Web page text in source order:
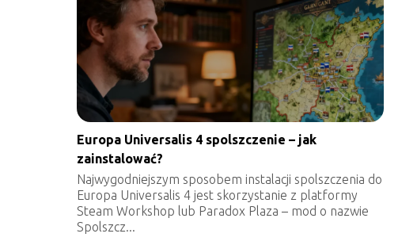
Europa Universalis 4 spolszczenie – jak
zainstalować?
Najwygodniejszym sposobem instalacji spolszczenia do
Europa Universalis 4 jest skorzystanie z platformy
Steam Workshop lub Paradox Plaza – mod o nazwie
Spolszcz...